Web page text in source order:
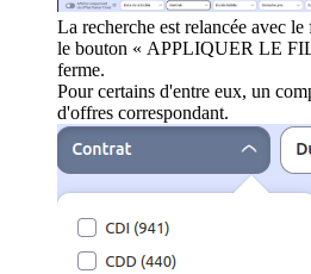
La recherche est relancée avec
le bouton « APPLIQUER LE
ferme.
Pour certains d'entre eux, un
d'offres correspondant.